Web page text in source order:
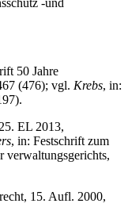
50 Jahre
(476); vgl. Krebs, in:
EL 2013,
, in: Festschrift zum
verwaltungsgerichts,
15. Aufl. 2000,